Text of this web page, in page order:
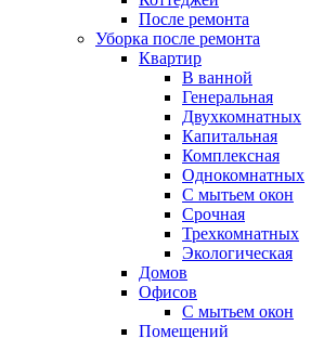
После ремонта
Уборка после ремонта
Квартир
В ванной
Генеральная
Двухкомнатных
Капитальная
Комплексная
Однокомнатных
С мытьем окон
Срочная
Трехкомнатных
Экологическая
Домов
Офисов
С мытьем окон
Помещений